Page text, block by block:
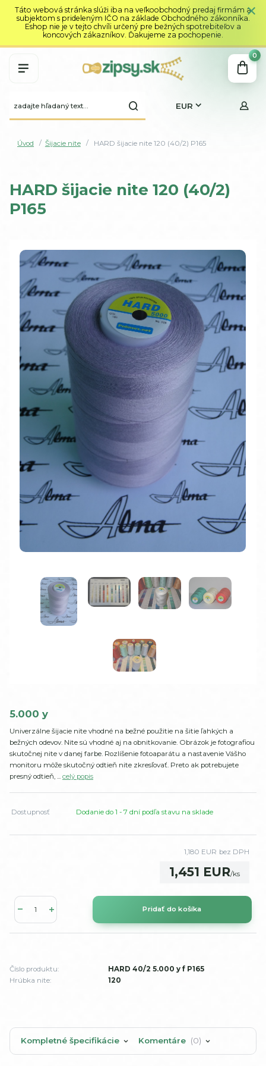
Táto webová stránka slúži iba na veľkoobchodný predaj firmám a
subjektom s prideleným IČO na základe Obchodného zákonníka.
Eshop nie je v tejto chvíli určený pre bežných spotrebiteľov a
koncových zákazníkov. Ďakujeme za pochopenie.
EUR
0
Úvod Šijacie nite HARD šijacie nite 120 (40/2) P165
HARD šijacie nite 120 (40/2)
P165
5.000 y
Univerzálne šijacie nite vhodné na bežné použitie na šitie ľahkých a
bežných odevov. Nite sú vhodné aj na obnitkovanie. Obrázok je fotografiou
skutočnej nite v danej farbe. Rozlíšenie fotoaparátu a nastavenie Vášho
monitoru môže skutočný odtieň nite zkresľovať. Preto ak potrebujete
presný odtieň, ... celý popis
Dostupnosť Dodanie do 1 - 7 dní podľa stavu na sklade
1,451 EUR/ks
1,180 EUR bez DPH
Pridať do košíka
Číslo produktu:
HARD 40/2 5.000 y f P165
Hrúbka nite:
120
Kompletné špecifikácie Komentáre 0